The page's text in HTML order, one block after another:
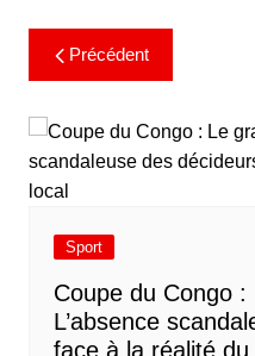
Précédent
Sport
​Coupe du Congo
L’absence
face à la réalité du